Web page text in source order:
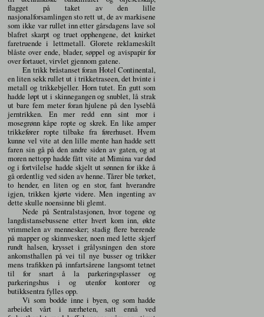
flagget på taket av den lille
nasjonalforsamlingen sto rett ut, de av markisene
som ikke var rullet inn etter gårsdagens lave sol
blafret skarpt og truet opphengene, det knirket
faretruende i lettmetall. Glorete reklameskilt
blåste over ende, blader, søppel og avispapir for
over fortauet, virvlet gjennom gatene.
En trikk bråstanset foran Hotel Continental,
en liten sekk rullet ut i trikketraseen, det hvinte i
metall og trikkebjeller. Horn tutet. En gutt som
hadde løpt ut i skinnegangen og snublet, lå strak
ut bare fem meter foran hjulene på den lyseblå
jerntrikken. En mer redd enn sint mor i
mosegrønn kåpe ropte og skrek. En like amper
trikkefører ropte tilbake fra førerhuset. Hvem
kunne vel vite at den lille mente han hadde sett
faren sin gå på den andre siden av gaten, og at
moren nettopp hadde fått vite at Mimina var død
og i fortvilelse hadde skjelt ut sønnen for ikke å
gå ordentlig ved siden av henne. Tårer ble tørket,
to hender, en liten og en stor, fant hverandre
igjen, trikken kjørte videre. Men ingenting av
dette skulle noensinne bli glemt.
Nede på Sentralstasjonen, hvor togene og
langdistansebussene etter hvert kom inn, økte
vrimmelen av mennesker; stadig flere bærende
på mapper og skinnvesker, noen med lette skjerf
rundt halsen, krysset i grålysningen den store
ankomsthallen på vei til nye busser og trikker
mens trafikken på innfartsårene langsomt tetnet
til for snart å la parkeringsplasser og
parkeringshus i og utenfor kontorer og
butikksentra fylles opp.
Vi som bodde inne i byen, og som hadde
arbeidet vårt i nærheten, satt ennå ved